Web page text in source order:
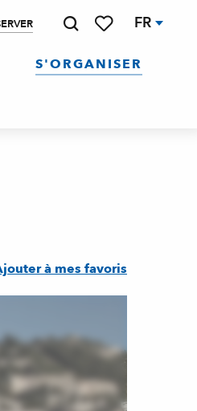
FR
S'ORGANISER
aux favoris
à mes favoris